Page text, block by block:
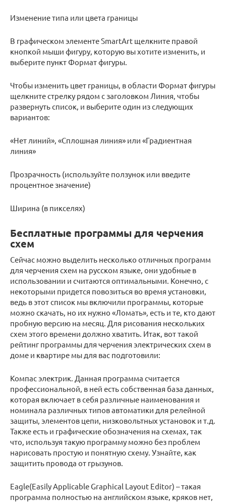
Изменение типа или цвета границы
В графическом элементе SmartArt щелкните правой
кнопкой мыши фигуру, которую вы хотите изменить, и
выберите пункт Формат фигуры.
Чтобы изменить цвет границы, в области Формат фигуры
щелкните стрелку рядом с заголовком Линия, чтобы
развернуть список, и выберите один из следующих
вариантов:
«Нет линий», «Сплошная линия» или «Градиентная
линия»
Прозрачность (используйте ползунок или введите
процентное значение)
Ширина (в пикселях)
Бесплатные программы для черчения
схем
Сейчас можно выделить несколько отличных программ
для черчения схем на русском языке, они удобные в
использовании и считаются оптимальными. Конечно, с
некоторыми придется повозиться во время установки,
ведь в этот список мы включили программы, которые
можно скачать, но их нужно «Ломать», есть и те, кто дают
пробную версию на месяц. Для рисования нескольких
схем этого времени должно хватить. Итак, вот такой
рейтинг программы для черчения электрических схем в
доме и квартире мы для вас подготовили:
Компас электрик. Данная программа считается
профессиональной, в ней есть собственная база данных,
которая включает в себя различные наименования и
номинала различных типов автоматики для релейной
защиты, элементов цепи, низковольтных установок и т.д.
Также есть и графические обозначения на схемах, так
что, используя такую программу можно без проблем
нарисовать простую и понятную схему. Узнайте, как
защитить провода от грызунов.
Eagle(Easily Applicable Graphical Layout Editor) – такая
программа полностью на английском языке, кряков нет,